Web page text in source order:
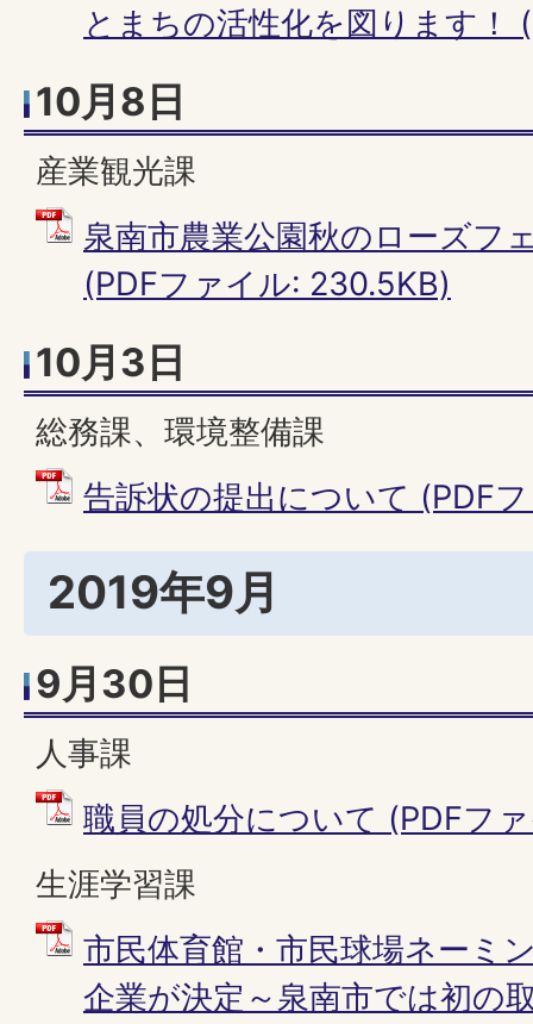
とまちの活性化を図ります！
10月8日
産業観光課
泉南市農業公園秋のローズフ
(PDFファイル: 230.5KB)
10月3日
総務課、環境整備課
告訴状の提出について (PDF
2019年9月
9月30日
人事課
職員の処分について (PDFフ
生涯学習課
市民体育館・市民球場ネーミ
企業が決定～泉南市では初の